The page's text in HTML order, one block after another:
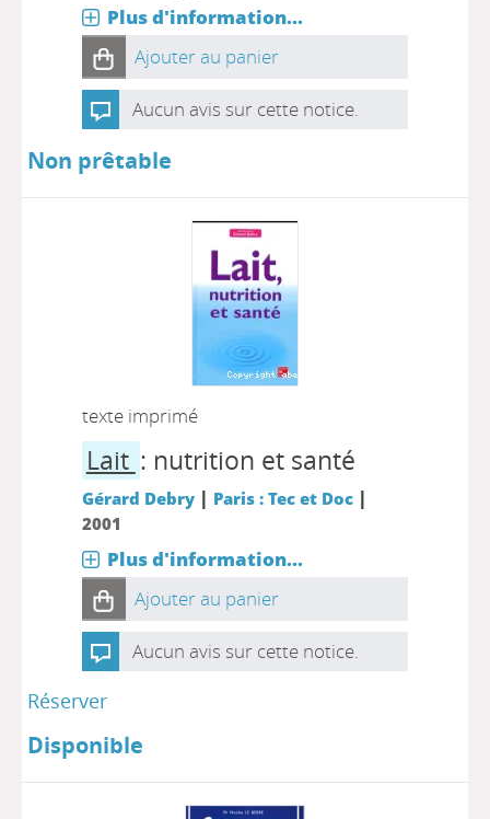
Plus d'information...
Ajouter au panier
Aucun avis sur cette notice.
Non prêtable
texte imprimé
Lait : nutrition et santé
Gérard Debry | Paris : Tec et Doc|
2001
Plus d'information...
Ajouter au panier
Aucun avis sur cette notice.
Réserver
Disponible